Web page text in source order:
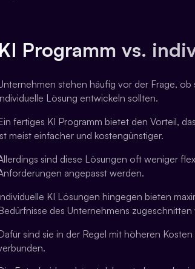
KI Programm vs.
stehen häufig vor der Frage,
Lösung entwickeln sollten.
fertiges KI Programm bietet den Vorteil,
meist einfacher und kostengünstiger.
sind diese Lösungen oft weniger
angepasst werden.
KI Lösungen hingegen bieten
des Unternehmens zugeschnitten
sind sie in der Regel mit höheren